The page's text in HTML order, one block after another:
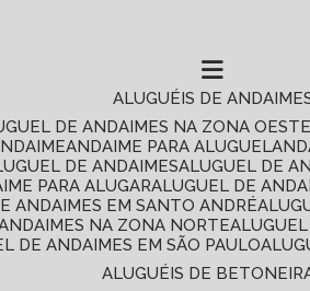
ALUGUÉIS DE
DE ANDAIMES NA ZONA
ANDAIME PARA ALUGUEL
DE ANDAIMES ALUGUEL DE
PARA ALUGAR ALUGUEL DE
ANDAIMES EM SANTO ANDRÉ
ANDAIMES NA ZONA NORTE
DE ANDAIMES EM SÃO PAULO
ALUGUÉIS DE